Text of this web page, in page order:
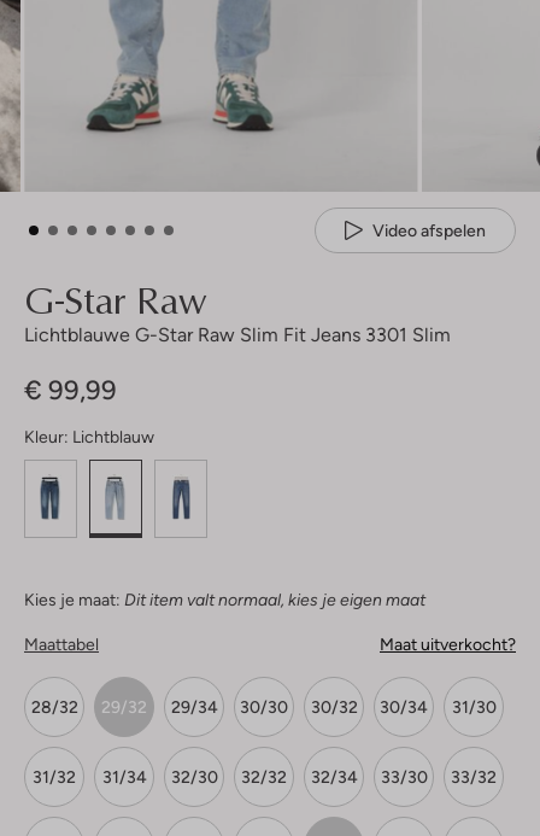
Video afspelen
G-Star Raw
Lichtblauwe G-Star Raw Slim Fit Jeans 3301 Slim
€ 99,99
Kleur: Lichtblauw
Kies je maat: Dit item valt normaal, kies je eigen maat
Maattabel Maat uitverkocht?
28/32 29/32 29/34 30/30 30/32 30/34 31/30
31/32 31/34 32/30 32/32 32/34 33/30 33/32